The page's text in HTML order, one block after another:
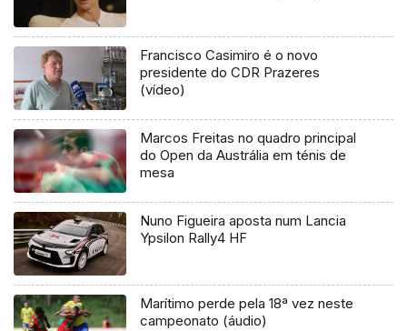
Francisco Casimiro é o novo
presidente do CDR Prazeres
(vídeo)
Marcos Freitas no quadro principal
do Open da Austrália em ténis de
mesa
Nuno Figueira aposta num Lancia
Ypsilon Rally4 HF
Marítimo perde pela 18ª vez neste
campeonato (áudio)